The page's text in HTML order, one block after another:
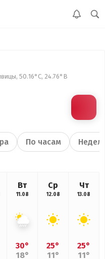
50.16°С, 24.76°В
По часам
Вт
11.08
30°
18°
Ср
12.08
25°
11°
Чт
13.08
25°
11°